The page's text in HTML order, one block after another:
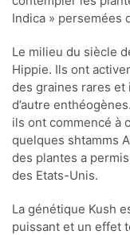
Indica » persemées
Le milieu du siècle
Hippie. Ils ont
des graines rares et
d’autre
ils ont commencé à
quelques shtamms
des plantes a
des Etats-Unis.
La génétique Kush
puissant et un effet